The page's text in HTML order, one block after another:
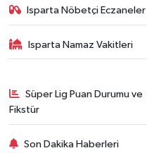
Isparta Nöbetçi Eczaneler
Isparta Namaz Vakitleri
Süper Lig Puan Durumu ve
Fikstür
Son Dakika Haberleri